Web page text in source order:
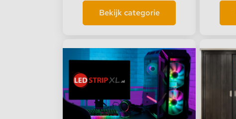
DMX Accessoires
Dali Accessoires
DIN Rail Controllers
Bekijk categorie